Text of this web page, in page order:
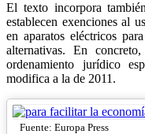
El texto incorpora
establecen exenciones al
en aparatos eléctricos
alternativas. En
ordenamiento jurídico
modifica a la de 2011.
Fuente: Europa Press